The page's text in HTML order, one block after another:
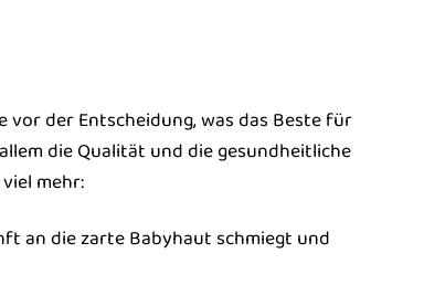
vor der Entscheidung, was das Beste für
die Qualität und die gesundheitliche
mehr:
an die zarte Babyhaut schmiegt und